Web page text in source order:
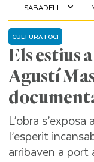
SABADELL expand_more
Els estius
Agustí
CULTURA I OCI
L’obra
l’esperit
arribaven a port